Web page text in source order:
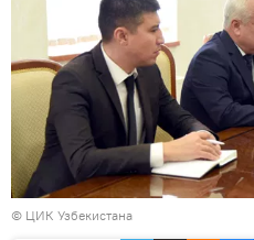
© ЦИК Узбекистана